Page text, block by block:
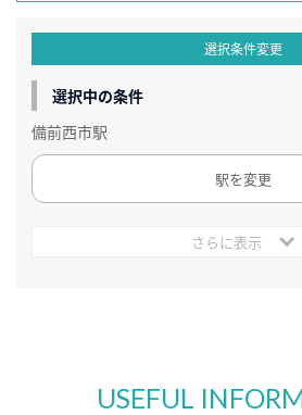
選択条件変更
選択中の条件
備前西市駅
駅を変更
さらに表示
USEFUL